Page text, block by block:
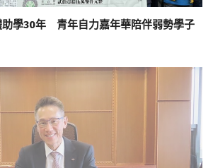
助學30年 青年自力嘉年華陪伴弱勢學子